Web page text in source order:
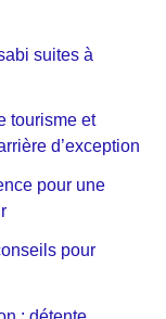
suites à
tourisme et
d’exception
pour une
pour